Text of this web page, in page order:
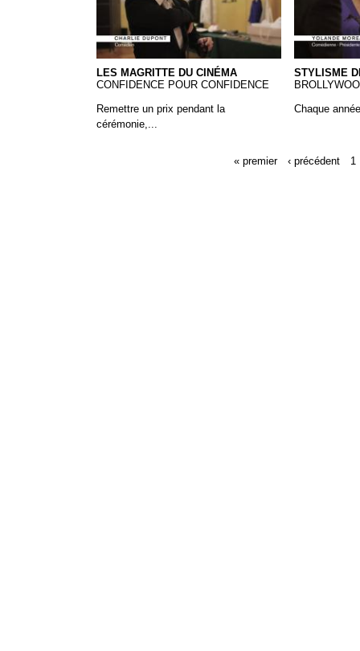
LES MAGRITTE DU CINÉMA
CONFIDENCE POUR CONFIDENCE
Remettre un prix pendant la
cérémonie,...
STYLISME
Chaque
« premier ‹ précédent 1